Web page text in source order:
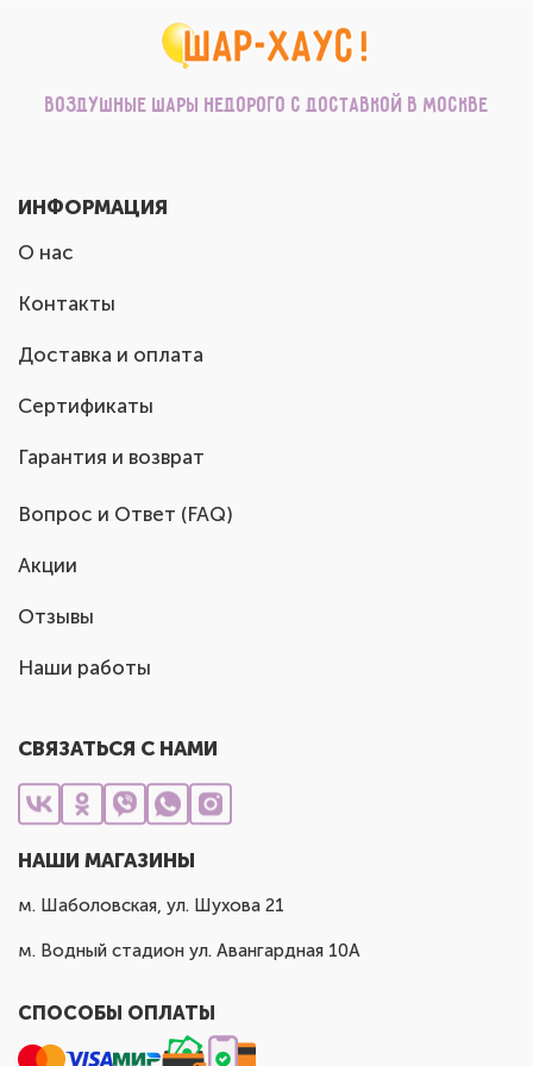
Воздушные шары недорого с доставкой в Москве
ИНФОРМАЦИЯ
О нас
Контакты
Доставка и оплата
Сертификаты
Гарантия и возврат
Вопрос и Ответ (FAQ)
Акции
Отзывы
Наши работы
СВЯЗАТЬСЯ С НАМИ
НАШИ МАГАЗИНЫ
м. Шаболовская, ул. Шухова 21
м. Водный стадион ул. Авангардная 10А
СПОСОБЫ ОПЛАТЫ